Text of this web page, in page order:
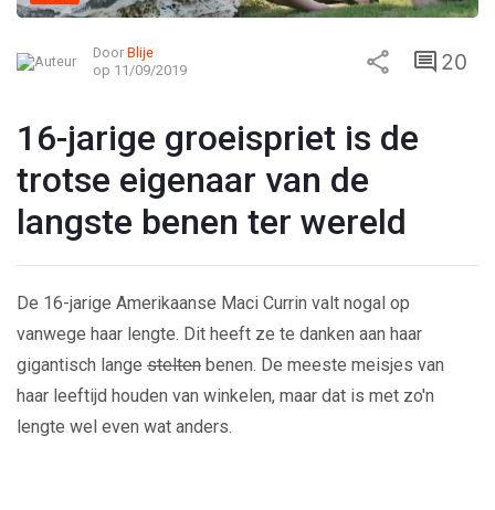
Door Blije
op 11/09/2019
20
16-jarige groeispriet is de
trotse eigenaar van de
langste benen ter wereld
De 16-jarige Amerikaanse Maci Currin valt nogal op
vanwege haar lengte. Dit heeft ze te danken aan haar
gigantisch lange stelten benen. De meeste meisjes van
haar leeftijd houden van winkelen, maar dat is met zo'n
lengte wel even wat anders.